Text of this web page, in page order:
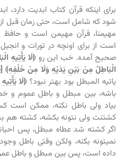
برای اینکه قرآن کتاب ابدیت
شود که شامل است، حتی زمان قبل
مهیمنا، قرآن مهیمن است و حافظ
است از برای اونچه در تورات و
صحیح آمده. خب این رو ﴿لَا يَأْتِيهِ
الْبَاطِلُ مِنْ بَيْنِ يَدَيْهِ وَلَا مِنْ خَلْفِهِ﴾ [
یاتیه المبطل بود بهتر نبود؟ ﴿لَا
باشه، بین مبطل و باطل عموم
بیاد ولی باطل نکنه، ممکن است
کشتنت ولی نتونه بکشه، کشته هم
اگر کشته شد عطاه مبطل، پس
نمیتونه بکنه، ولکن وقتی باطل
داده است، پس بین مبطل و باطل